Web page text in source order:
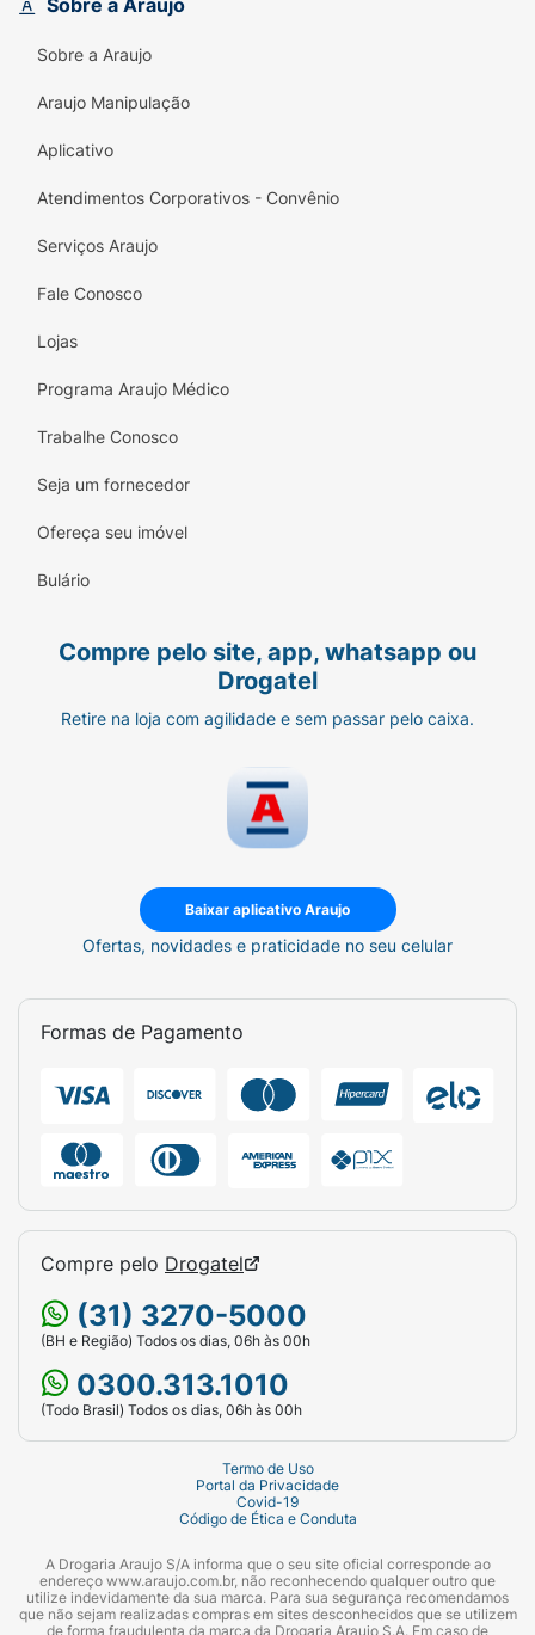
momento da aplicação.
Fragrância Premium:
refrescante de Tutti Frutti que agrada a
para guardar no porta-luvas ou console.
Versatilidade:
domésticos.
Especificações Técnicas:
Marca:Rodabrill.
Fragrância:
Volume:100ml.
Tipo:Spray (Aromatizante Líquido).
Modo de Usar:
estofados (respeitando a distância
recomendada), para garantir que a fragrância
se espalhe de forma uniforme.
Sobre a Araujo
Sobre a Araujo
Araujo Manipulação
Aplicativo
Atendimentos Corporativos - Convênio
Serviços Araujo
Fale Conosco
Lojas
Programa Araujo Médico
Trabalhe Conosco
Seja um fornecedor
Ofereça seu imóvel
Bulário
Compre pelo site, app, whatsapp ou
Drogatel
Retire na loja com agilidade e sem passar pelo caixa.
Baixar aplicativo Araujo
Ofertas, novidades e praticidade no seu celular
Formas de Pagamento
Compre pelo Drogatel
(31) 3270-5000
(BH e Região) Todos os dias, 06h às 00h
0300.313.1010
(Todo Brasil) Todos os dias, 06h às 00h
Termo de Uso
Portal da Privacidade
Covid-19
Código de Ética e Conduta
A Drogaria Araujo S/A informa que o seu site oficial corresponde ao
endereço www.araujo.com.br, não reconhecendo qualquer outro que
utilize indevidamente da sua marca. Para sua segurança recomendamos
que não sejam realizadas compras em sites desconhecidos que se utilizem
de forma fraudulenta da marca da Drogaria Araujo S.A. Em caso de